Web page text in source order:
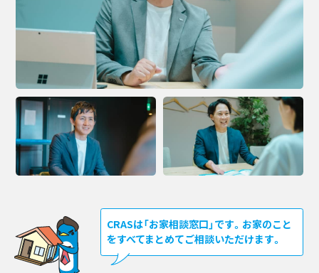
CRASは「お家相談窓口」です。お家のこと
をすべてまとめてご相談いただけます。